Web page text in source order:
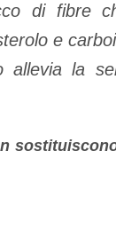
di fibre
e
allevia la